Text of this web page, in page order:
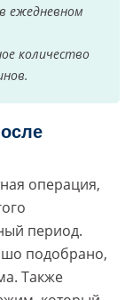
ежедневном
количество
операция,
период.
подобрано,
Также